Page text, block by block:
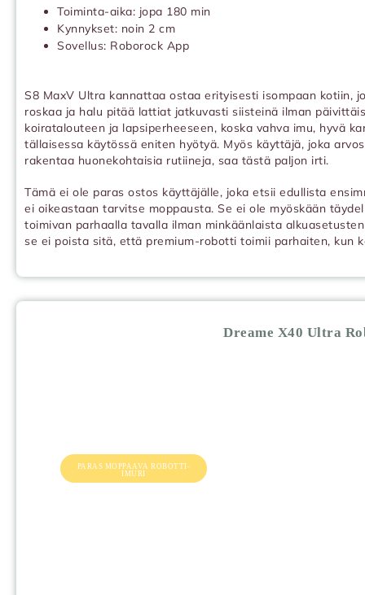
Toiminta-aika: jopa 180 min
Kynnykset: noin 2 cm
Sovellus: Roborock App
S8 MaxV Ultra kannattaa ostaa erityisesti isompaan kotiin,
roskaa ja halu pitää lattiat jatkuvasti siisteinä ilman
koiratalouteen ja lapsiperheeseen, koska vahva imu, hyvä
tällaisessa käytössä eniten hyötyä. Myös käyttäjä, joka
rakentaa huonekohtaisia rutiineja, saa tästä paljon irti.
Tämä ei ole paras ostos käyttäjälle, joka etsii edullista
ei oikeastaan tarvitse moppausta. Se ei ole myöskään
toimivan parhaalla tavalla ilman minkäänlaista
se ei poista sitä, että premium-robotti toimii parhaiten, kun
Dreame X40 Ultra
PARAS MOPPAAVA ROBOTTI-
IMURI